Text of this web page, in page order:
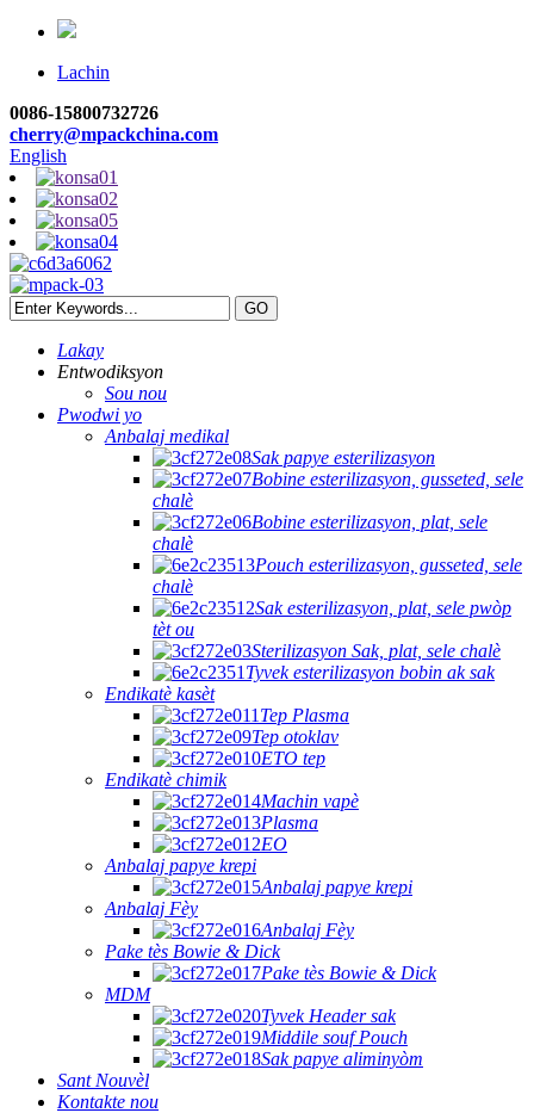
Lachin
0086-15800732726
cherry@mpackchina.com
English
Lakay
Entwodiksyon
Sou nou
Pwodwi yo
Anbalaj medikal
Sak papye esterilizasyon
Bobine esterilizasyon, gusseted, sele
chalè
Bobine esterilizasyon, plat, sele
chalè
Pouch esterilizasyon, gusseted, sele
chalè
Sak esterilizasyon, plat, sele pwòp
tèt ou
Sterilizasyon Sak, plat, sele chalè
Tyvek esterilizasyon bobin ak sak
Endikatè kasèt
Tep Plasma
Tep otoklav
ETO tep
Endikatè chimik
Machin vapè
Plasma
EO
Anbalaj papye krepi
Anbalaj papye krepi
Anbalaj Fèy
Anbalaj Fèy
Pake tès Bowie & Dick
Pake tès Bowie & Dick
MDM
Tyvek Header sak
Middile souf Pouch
Sak papye aliminyòm
Sant Nouvèl
Kontakte nou